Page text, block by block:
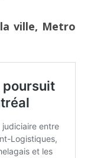
ville, Metro